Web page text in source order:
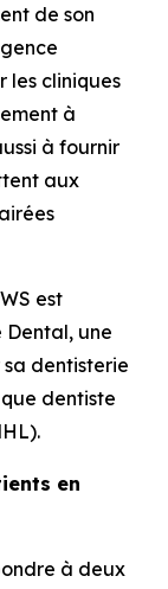
de son
les cliniques
à
à fournir
aux
est
Dental, une
dentisterie
dentiste
en
à deux